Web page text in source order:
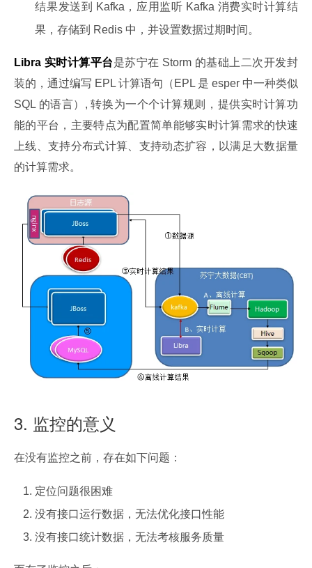
结果发送到 Kafka，应用监听 Kafka 消费实时计算结
果，存储到 Redis 中，并设置数据过期时间。
Libra 实时计算平台是苏宁在 Storm 的基础上二次开发封
装的，通过编写 EPL 计算语句（EPL 是 esper 中一种类似
SQL 的语言）, 转换为一个个计算规则，提供实时计算功
能的平台，主要特点为配置简单能够实时计算需求的快速
上线、支持分布式计算、支持动态扩容，以满足大数据量
的计算需求。
3. 监控的意义
在没有监控之前，存在如下问题：
定位问题很困难
没有接口运行数据，无法优化接口性能
没有接口统计数据，无法考核服务质量